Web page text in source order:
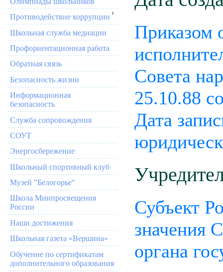
Противодействие коррупции
Школьная служба медиации
Профориентационная работа
Обратная связь
Безопасность жизни
Информационная
безопасность
Служба сопровождения
СОУТ
Энергосбережение
Школьный спортивный клуб
Музей "Белогорье"
Школа Минпросвещения
России
Наши достижения
Школьная газета «Вершина»
Обучение по сертификатам
дополнительного образования
Приказом
Совета
25.10.88
Дата
Субъект
значения
органа